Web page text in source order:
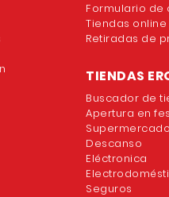
Formulario de
Tiendas online
Retiradas de
TIENDAS
Buscador de
Apertura en
Descanso
Eléctronica
Seguros